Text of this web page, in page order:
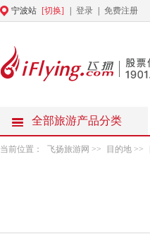
宁波站 [切换] 登录 免费注册
全部旅游产品分类
当前位置： 飞扬旅游网 >> 目的地 >>